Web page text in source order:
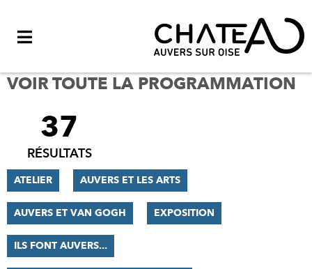
VOIR TOUTE LA PROGRAMMATION
FILTRER
RÉSULTATS
37
RÉSULTATS
ATELIER AUVERS ET LES ARTS
AUVERS ET VAN GOGH EXPOSITION
ILS FONT AUVERS...